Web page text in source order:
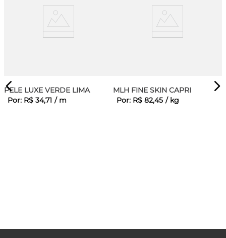
PELE LUXE VERDE LIMA
Por: R$ 34,71 / m
MLH FINE SKIN CAPRI
Por: R$ 82,45 / kg